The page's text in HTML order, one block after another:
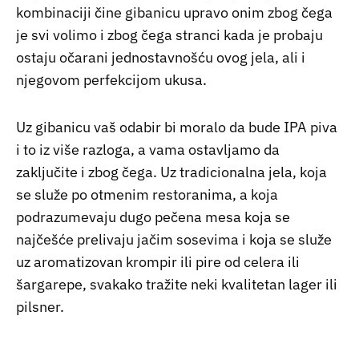
kombinaciji čine gibanicu upravo onim zbog čega
je svi volimo i zbog čega stranci kada je probaju
ostaju očarani jednostavnošću ovog jela, ali i
njegovom perfekcijom ukusa.
Uz gibanicu vaš odabir bi moralo da bude IPA piva
i to iz više razloga, a vama ostavljamo da
zaključite i zbog čega. Uz tradicionalna jela, koja
se služe po otmenim restoranima, a koja
podrazumevaju dugo pečena mesa koja se
najčešće prelivaju jačim sosevima i koja se služe
uz aromatizovan krompir ili pire od celera ili
šargarepe, svakako tražite neki kvalitetan lager ili
pilsner.